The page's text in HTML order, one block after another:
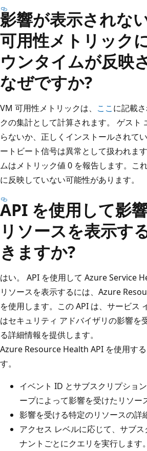
影響が表示されな
可用性メトリック
ウンタイムが反映
なぜですか?
VM 可用性メトリックは、 ここに記載
クの集計として計算されます。 ゲスト
らないか、正しくインストールされて
ートビート信号は異常として扱われま
ムはメトリック値 0 を報告します。こ
に反映していない可能性があります。
API を使用して影
リソースを表示す
きますか?
はい。 API を使用して Azure Service
リソースを表示するには、Azure
を使用します。この API は、サービス
はセキュリティ アドバイザリの影響を
る詳細情報を提供します。
Azure Resource Health API を使用す
す。
イベント ID とサブスクリプショ
ープによって影響を受けたリソー
影響を受ける特定のリソースの詳
アクセス レベルに応じて、サブ
ナントごとにクエリを実行します